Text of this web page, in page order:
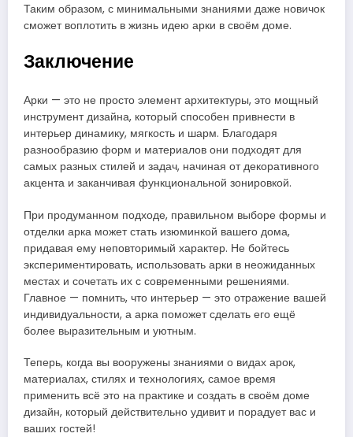
Таким образом, с минимальными знаниями даже новичок
сможет воплотить в жизнь идею арки в своём доме.
Заключение
Арки — это не просто элемент архитектуры, это мощный
инструмент дизайна, который способен привнести в
интерьер динамику, мягкость и шарм. Благодаря
разнообразию форм и материалов они подходят для
самых разных стилей и задач, начиная от декоративного
акцента и заканчивая функциональной зонировкой.
При продуманном подходе, правильном выборе формы и
отделки арка может стать изюминкой вашего дома,
придавая ему неповторимый характер. Не бойтесь
экспериментировать, использовать арки в неожиданных
местах и сочетать их с современными решениями.
Главное — помнить, что интерьер — это отражение вашей
индивидуальности, а арка поможет сделать его ещё
более выразительным и уютным.
Теперь, когда вы вооружены знаниями о видах арок,
материалах, стилях и технологиях, самое время
применить всё это на практике и создать в своём доме
дизайн, который действительно удивит и порадует вас и
ваших гостей!